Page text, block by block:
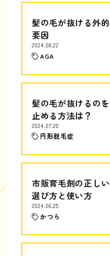
髪の毛が抜ける外的
要因
2024.08.22
AGA
髪の毛が抜けるのを
止める方法は？
2024.07.20
円形脱毛症
市販育毛剤の正しい
選び方と使い方
2024.06.25
かつら